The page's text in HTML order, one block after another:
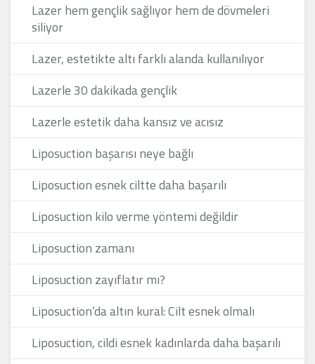
Lazer hem gençlik sağlıyor hem de dövmeleri
siliyor
Lazer, estetikte altı farklı alanda kullanılıyor
Lazerle 30 dakikada gençlik
Lazerle estetik daha kansız ve acısız
Liposuction başarısı neye bağlı
Liposuction esnek ciltte daha başarılı
Liposuction kilo verme yöntemi değildir
Liposuction zamanı
Liposuction zayıflatır mı?
Liposuction’da altın kural: Cilt esnek olmalı
Liposuction, cildi esnek kadınlarda daha başarılı